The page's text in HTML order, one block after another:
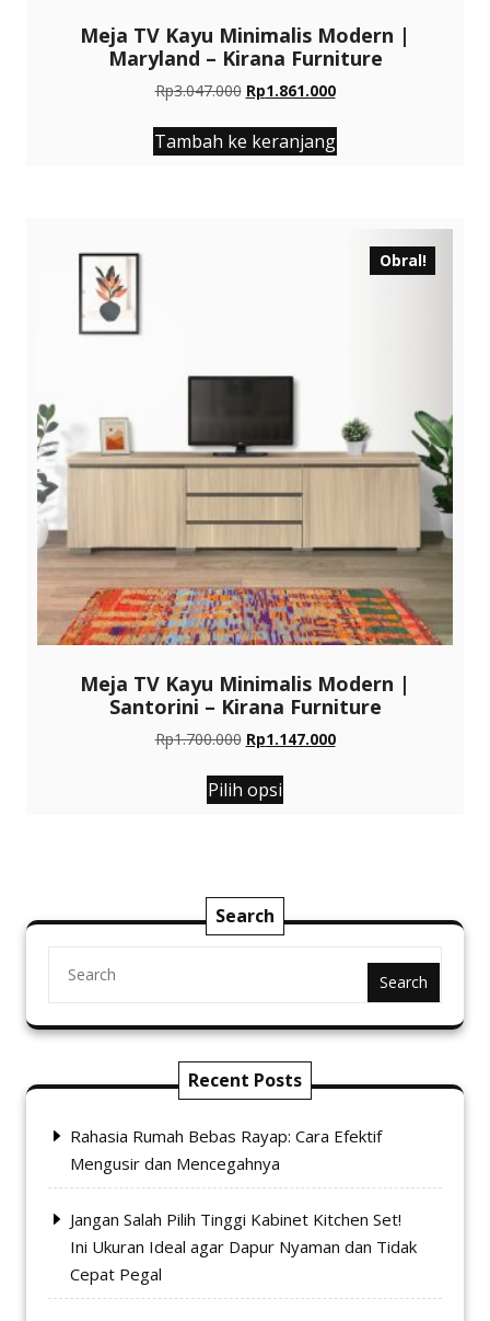
Meja TV Kayu Minimalis Modern |
Maryland – Kirana Furniture
Rp3.047.000 Harga
adalah:
Rp3.047.000.
Rp1.861.000Harga
ini
adalah:
Tambah ke keranjang
Obral!
Meja TV Kayu Minimalis Modern |
Santorini – Kirana Furniture
Rp1.700.000 Harga
adalah:
Rp1.700.000.
Rp1.147.000Harga
Pilih opsi
Produk
Pilihan
ini
dapat
di
halaman
produk
Search
Search
Recent Posts
Rahasia Rumah Bebas Rayap: Cara Efektif
Mengusir dan Mencegahnya
Jangan Salah Pilih Tinggi Kabinet Kitchen Set!
Ini Ukuran Ideal agar Dapur Nyaman dan Tidak
Cepat Pegal